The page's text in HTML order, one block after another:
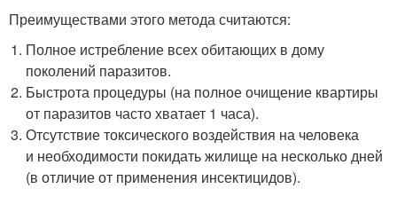
Преимуществами этого метода считаются:
Полное истребление всех обитающих в дому
поколений паразитов.
Быстрота процедуры (на полное очищение квартиры
от паразитов часто хватает 1 часа).
Отсутствие токсического воздействия на человека
и необходимости покидать жилище на несколько дней
(в отличие от применения инсектицидов).